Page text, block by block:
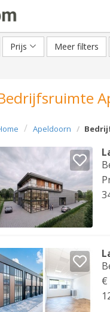
Prijs Meer filters
Apeldoorn
€